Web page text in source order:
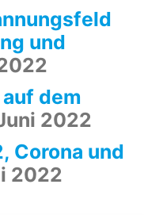
und
auf dem
2022
Corona und
2022